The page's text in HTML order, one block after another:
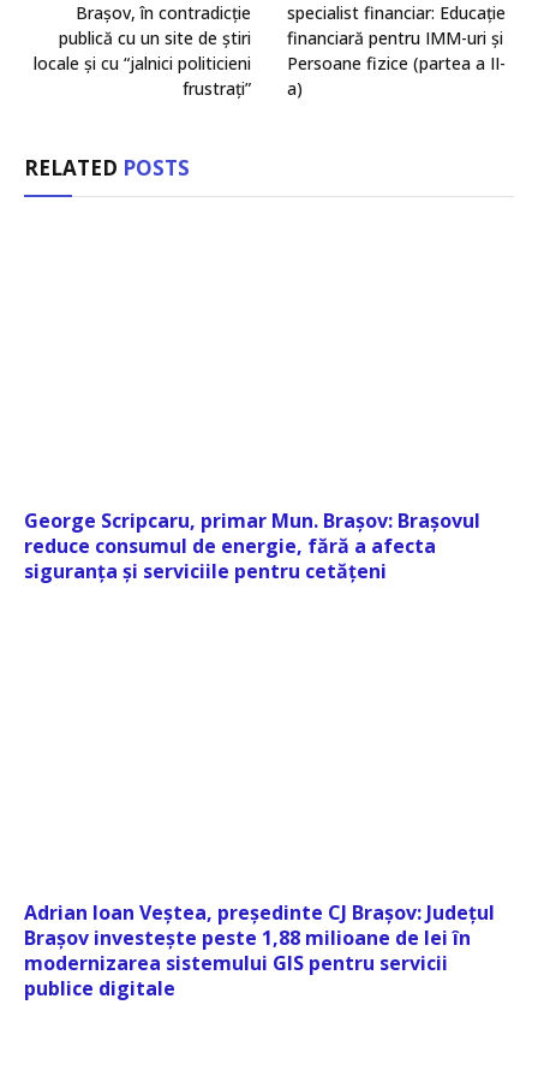
Brașov, în contradicție
publică cu un site de știri
locale și cu “jalnici politicieni
frustrați”
specialist financiar: Educație
financiară pentru IMM-uri și
Persoane fizice (partea a II-
a)
RELATED POSTS
George Scripcaru, primar Mun. Brașov: Brașovul
reduce consumul de energie, fără a afecta
siguranța și serviciile pentru cetățeni
Adrian Ioan Veștea, președinte CJ Brașov: Județul
Brașov investește peste 1,88 milioane de lei în
modernizarea sistemului GIS pentru servicii
publice digitale